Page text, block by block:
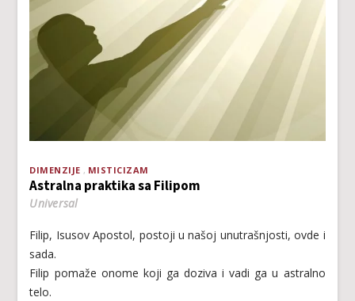
DIMENZIJE MISTICIZAM
Astralna praktika sa Filipom
Universal
Filip, Isusov Apostol, postoji u našoj unutrašnjosti, ovde i
sada.
Filip pomaže onome koji ga doziva i vadi ga u astralno
telo.